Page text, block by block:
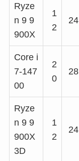
Ryze
n 9 9
900X
1
2
24
Core i
7-147
00
2
0
28
Ryze
n 9 9
900X
3D
1
2
24